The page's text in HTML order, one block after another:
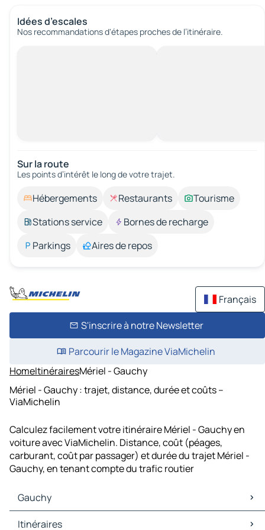
Idées d’escales
Nos recommandations d'étapes proches de l’itinéraire.
Sur la route
Les points d’intérêt le long de votre trajet.
Hébergements Restaurants
Tourisme
Stations service
Bornes de recharge
Parkings
Aires de repos
Français
S'inscrire à notre Newsletter
Parcourir le Magazine ViaMichelin
HomeItinérairesMériel - Gauchy
Mériel - Gauchy : trajet, distance, durée et coûts –
ViaMichelin
Calculez facilement votre itinéraire Mériel - Gauchy en
voiture avec ViaMichelin. Distance, coût (péages,
carburant, coût par passager) et durée du trajet Mériel -
Gauchy, en tenant compte du trafic routier
Gauchy
Gauchy Cartes et plans
Itinéraires